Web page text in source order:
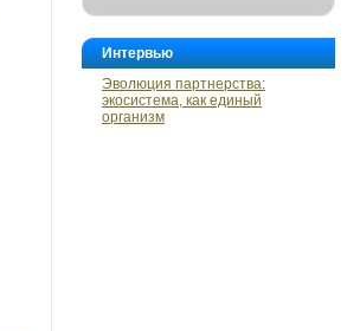
Интервью
Эволюция партнерства:
экосистема, как единый
организм